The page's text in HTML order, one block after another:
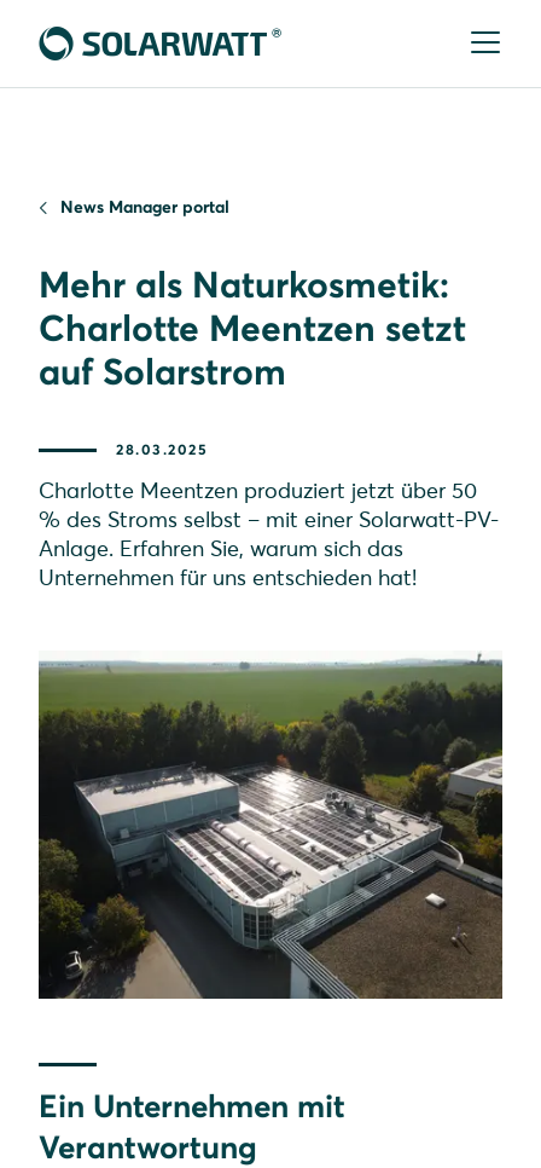
News Manager portal
Mehr als Naturkosmetik:
Charlotte Meentzen setzt
auf Solarstrom
28.03.2025
Charlotte Meentzen produziert jetzt über 50
% des Stroms selbst – mit einer Solarwatt-PV-
Anlage. Erfahren Sie, warum sich das
Unternehmen für uns entschieden hat!
Ein Unternehmen mit
Verantwortung